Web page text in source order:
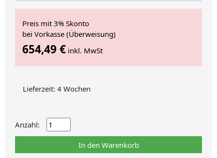
Preis mit 3% Skonto
bei Vorkasse (Überweisung)
654,49 € inkl. MwSt
Lieferzeit: 4 Wochen
Anzahl:
In den Warenkorb